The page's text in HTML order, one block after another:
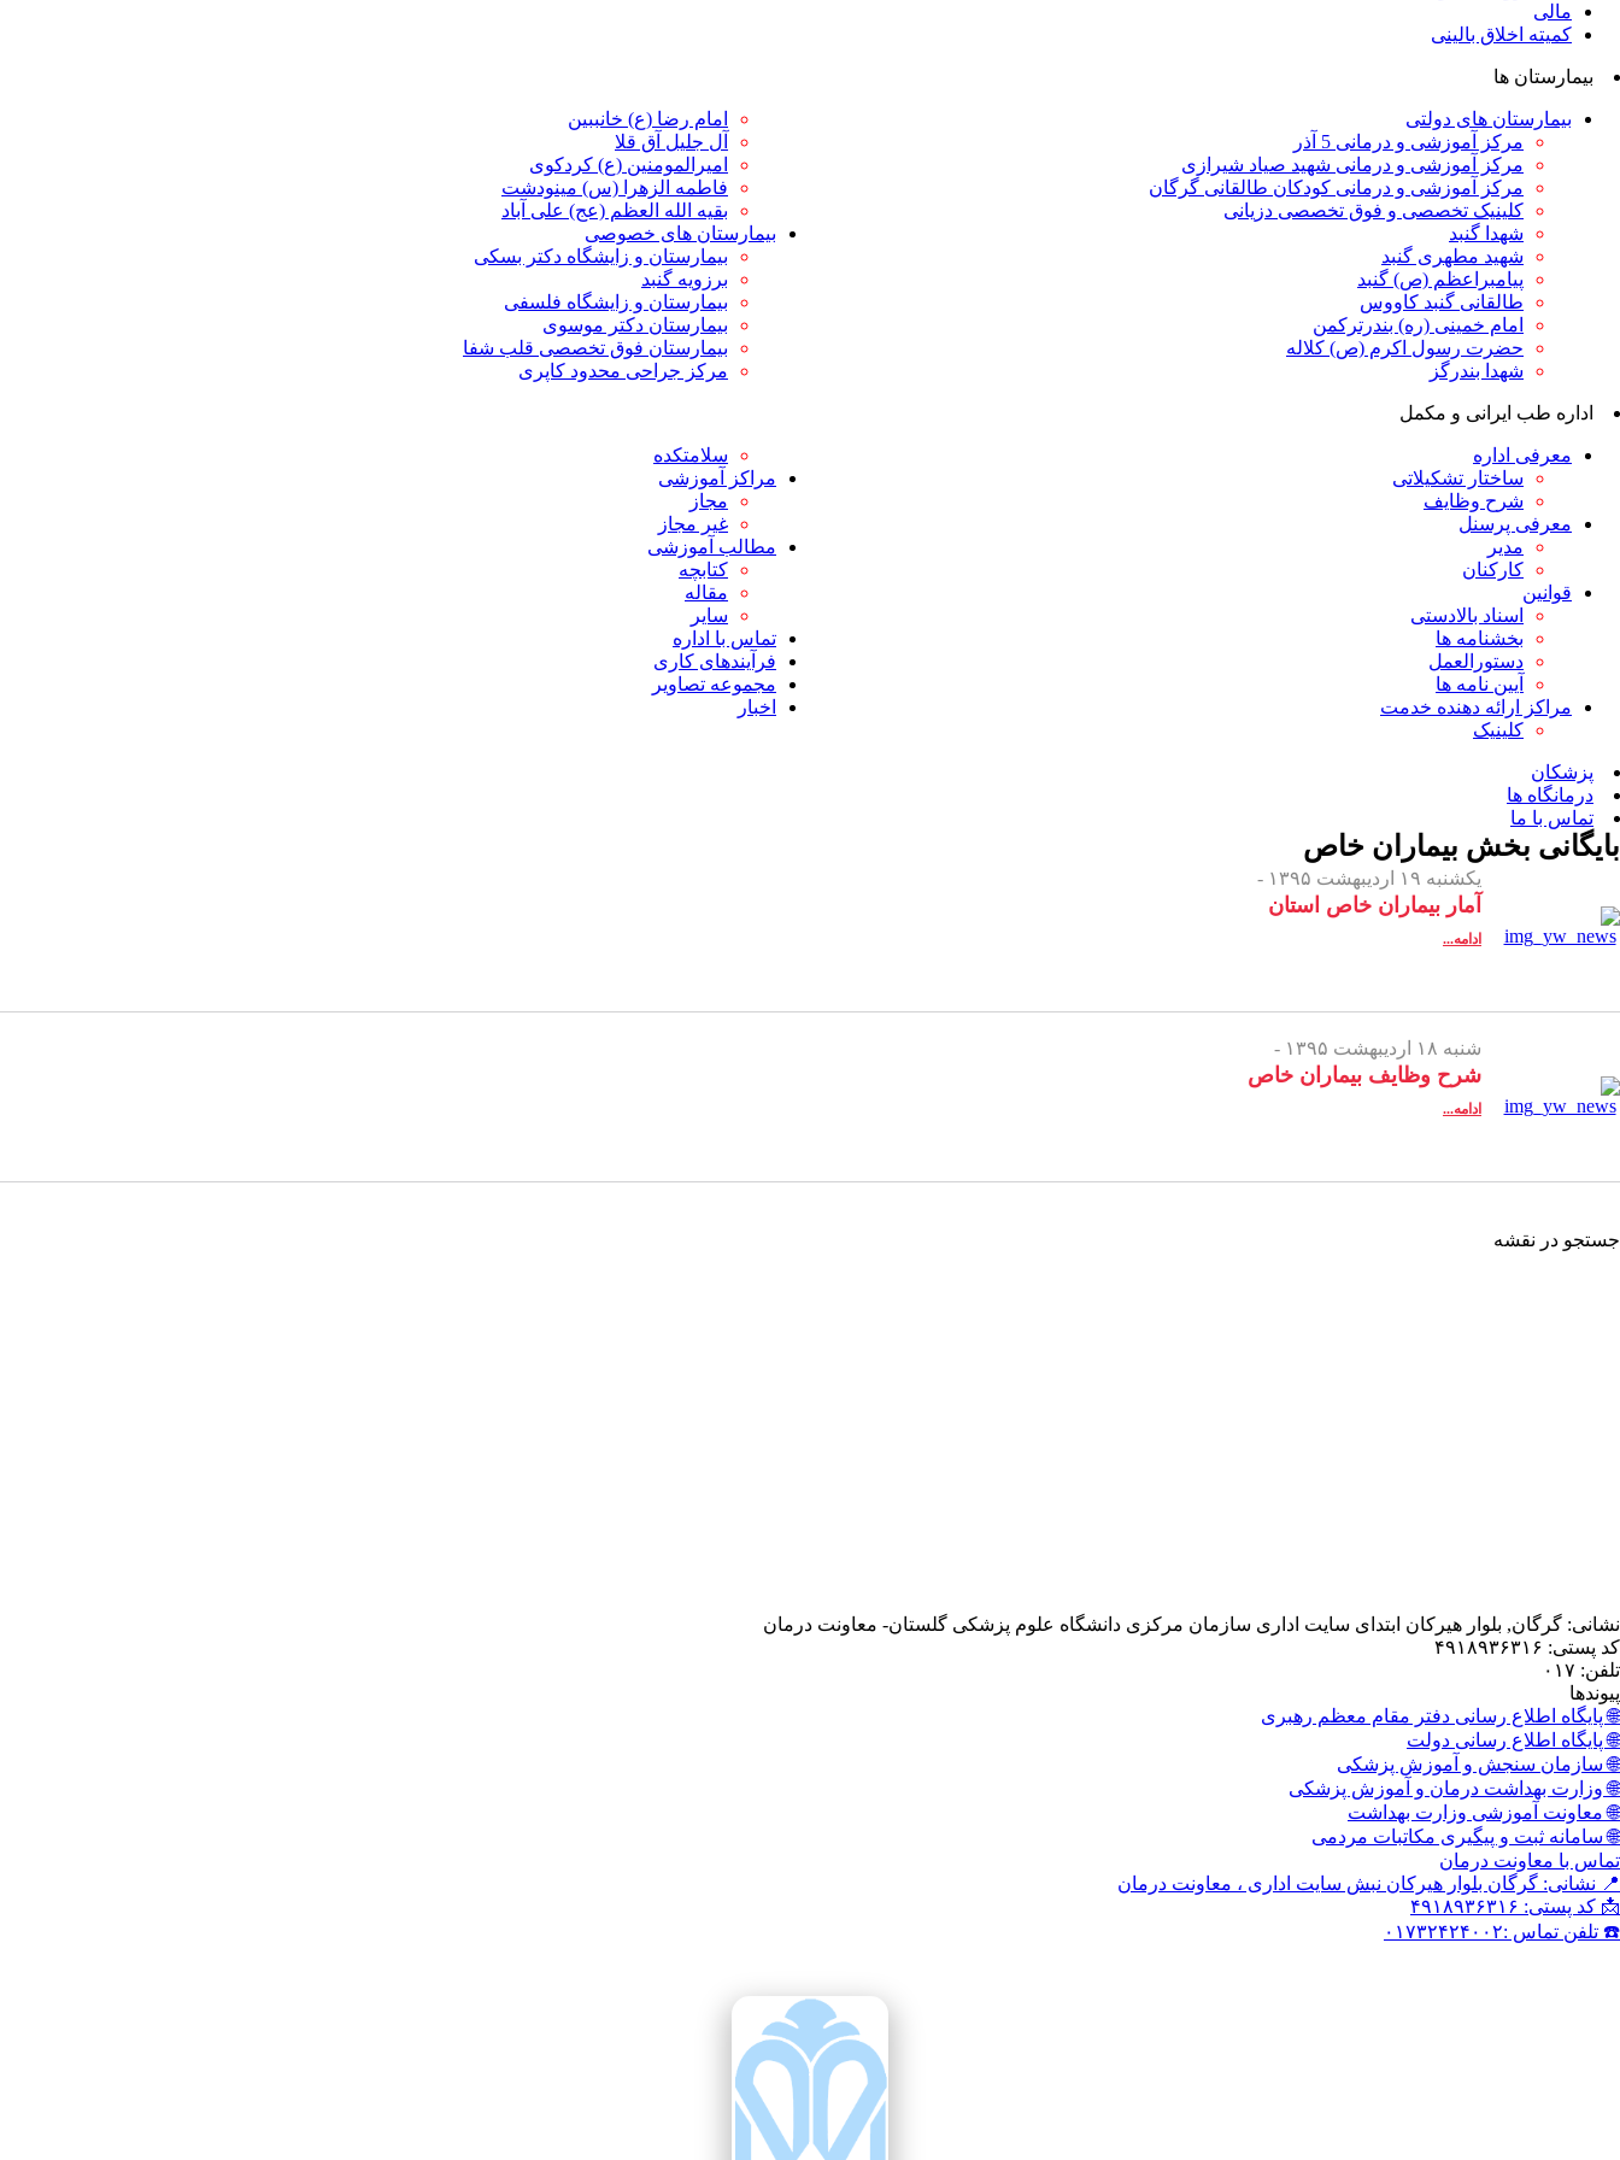
مالی
کمیته اخلاق بالینی
بیمارستان ها
بیمارستان های دولتی
مرکز آموزشی و درمانی 5 آذر
مرکز آموزشی و درمانی شهید صیاد شیرازی
مرکز آموزشی و درمانی کودکان طالقانی گرگان
کلینیک تخصصی و فوق تخصصی دزیانی
شهدا گنبد
شهید مطهری گنبد
پیامبراعظم (ص) گنبد
طالقانی گنبد کاووس
امام خمینی (ره) بندرترکمن
حضرت رسول اکرم (ص) کلاله
شهدا بندرگز
امام رضا (ع) خانببین
آل جلیل آق قلا
امیرالمومنین (ع) کردکوی
فاطمه الزهرا (س) مینودشت
بقیه الله العظم (عج) علی آباد
بیمارستان های خصوصی
بیمارستان و زایشگاه دکتر بسکی
برزویه گنبد
بیمارستان و زایشگاه فلسفی
بیمارستان دکتر موسوی
بیمارستان فوق تخصصی قلب شفا
مرکز جراحی محدود کاپری
اداره طب ایرانی و مکمل
معرفی اداره
ساختار تشکیلاتی
شرح وظایف
معرفی پرسنل
مدیر
کارکنان
قوانین
اسناد بالادستی
بخشنامه ها
دستورالعمل
آیین نامه ها
مراکز ارائه دهنده خدمت
کلینیک
سلامتکده
مراکز آموزشی
مجاز
غیر مجاز
مطالب آموزشی
کتابچه
مقاله
سایر
تماس با اداره
فرآیندهای کاری
مجموعه تصاویر
اخبار
پزشکان
درمانگاه ها
تماس با ما
بایگانی بخش بیماران خاص
یکشنبه ۱۹ اردیبهشت ۱۳۹۵ -
آمار بیماران خاص استان
ادامه...
شنبه ۱۸ اردیبهشت ۱۳۹۵ -
شرح وظایف بیماران خاص
ادامه...
جستجو در نقشه
نشانی: گرگان, بلوار هیرکان ابتدای سایت اداری سازمان مرکزی دانشگاه علوم پزشکی گلستان- معاونت درمان
کد پستی: ۴۹۱۸۹۳۶۳۱۶
تلفن: ۰۱۷
پیوندها
🌐 پایگاه اطلاع رسانی دفتر مقام معظم رهبری
🌐 پایگاه اطلاع رسانی دولت
🌐 سازمان سنجش و آموزش پزشکی
🌐 وزارت بهداشت درمان و آموزش پزشکی
🌐 معاونت آموزشی وزارت بهداشت
🌐 سامانه ثبت و پیگیری مکاتبات مردمی
تماس با معاونت درمان
📍 نشانی: گرگان بلوار هیرکان نبش سایت اداری ، معاونت درمان
📩 کد پستی: ۴۹۱۸۹۳۶۳۱۶
☎️ تلفن تماس :۰۱۷۳۲۴۲۴۰۰۲